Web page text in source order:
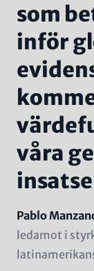
som
inför
våra
Name
Pablo
Position
(subline)
ledamot i